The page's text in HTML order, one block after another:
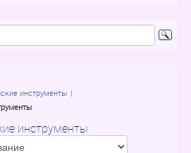
инструменты
инструменты